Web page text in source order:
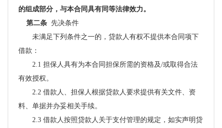
的组成部分，与本合同具有同等法律效力。
第二条 先决条件
未满足下列条件之一的，贷款人有权不提供本合同项下
借款：
2.1 担保人具有为本合同担保所需的资格及/或取得合法
有效授权。
2.2 借款人、担保人根据贷款人要求提供有关文件、资
料、单据并办妥相关手续。
2.3 借款人按照贷款人关于支付管理的规定，如实声明贷